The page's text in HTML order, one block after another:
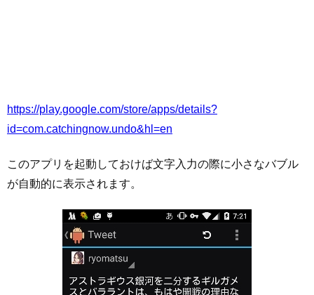
https://play.google.com/store/apps/details?
id=com.catchingnow.undo&hl=en
このアプリを起動しておけば文字入力の際に小さなバブル
が自動的に表示されます。